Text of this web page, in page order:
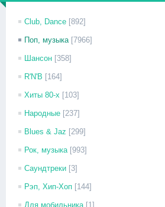
Club, Dance [892]
Поп, музыка [7966]
Шансон [358]
R'N'B [164]
Хиты 80-х [103]
Народные [237]
Blues & Jaz [299]
Рок, музыка [993]
Саундтреки [3]
Рэп, Хип-Хоп [144]
Для мобильника [1]